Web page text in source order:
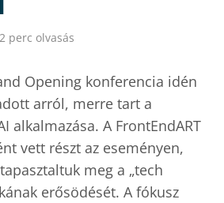
2 perc olvasás
Opening konferencia idén
arról, merre tart a
alkalmazása. A FrontEndART
vett részt az eseményen,
meg a „tech
erősödését. A fókusz